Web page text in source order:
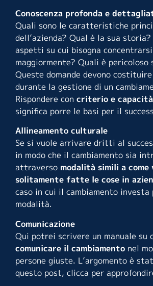
Conoscenza profonda e
Quali sono le caratteristiche
dell’azienda? Qual è la sua
aspetti su cui bisogna concentrarsi
maggiormente? Quali è
Queste domande devono
durante la gestione di un
Rispondere con criterio e
significa porre le basi per il
Allineamento culturale
Se si vuole arrivare dritti al
in modo che il cambiamento sia
attraverso modalità simili a come
solitamente fatte le cose in
caso in cui il cambiamento investa
modalità.
Comunicazione
Qui potrei scrivere un manuale su
comunicare il cambiamento nel
persone giuste. L’argomento è
questo post, clicca per